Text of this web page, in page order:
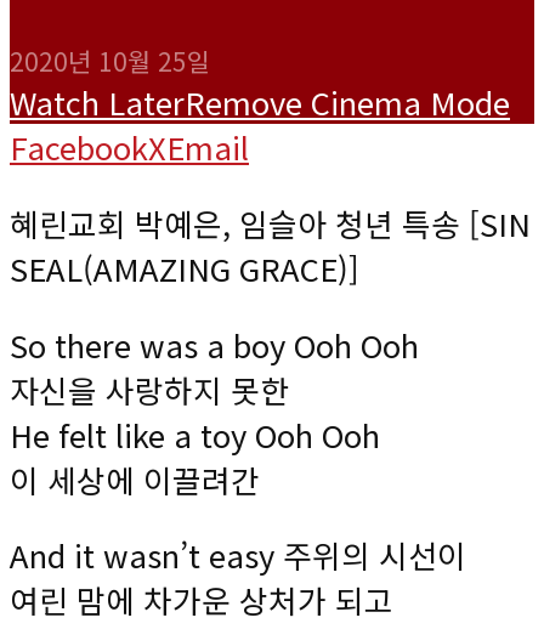
2020년 10월 25일
Watch LaterRemove Cinema Mode
FacebookXEmail
혜린교회 박예은, 임슬아 청년 특송 [SIN
SEAL(AMAZING GRACE)]
So there was a boy Ooh Ooh
자신을 사랑하지 못한
He felt like a toy Ooh Ooh
이 세상에 이끌려간
And it wasn’t easy 주위의 시선이
여린 맘에 차가운 상처가 되고